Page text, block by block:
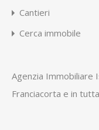
Cantieri
Cerca immobile
Agenzia Immobiliare
Franciacorta e in